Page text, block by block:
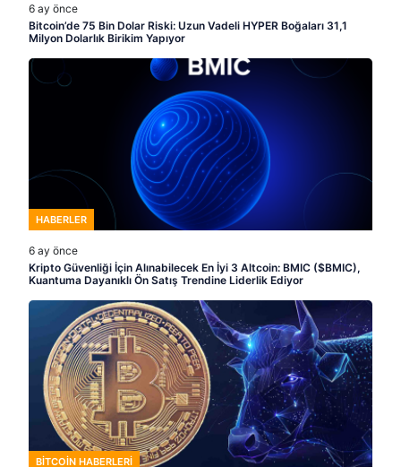
6 ay önce
Bitcoin’de 75 Bin Dolar Riski: Uzun Vadeli HYPER Boğaları 31,1
Milyon Dolarlık Birikim Yapıyor
HABERLER
6 ay önce
Kripto Güvenliği İçin Alınabilecek En İyi 3 Altcoin: BMIC ($BMIC),
Kuantuma Dayanıklı Ön Satış Trendine Liderlik Ediyor
BITCOIN HABERLERI